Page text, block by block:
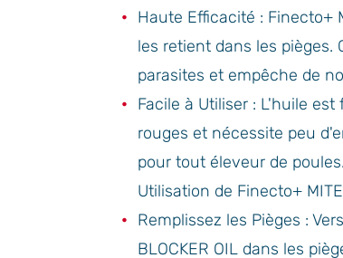
Haute Efficacité : Finecto+
les retient dans les pièges.
parasites et empêche de
Facile à Utiliser : L'huile
rouges et nécessite peu
pour tout éleveur de poules.
Utilisation de Finecto+
Remplissez les Pièges :
BLOCKER OIL dans les